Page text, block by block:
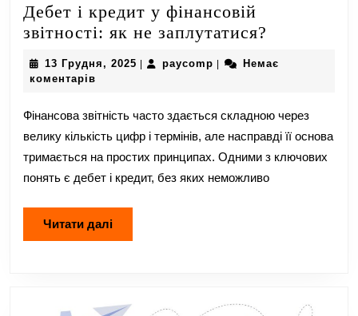
Дебет і кредит у фінансовій
звітності: як не заплутатися?
кредит
фінансовій
звітності:
як
не
13 Грудня, 2025 13
| paycomp paycomp
|
Немає
коментарів
Фінансова звітність часто здається складною через
велику кількість цифр і термінів, але насправді її основа
тримається на простих принципах. Одними з ключових
понять є дебет і кредит, без яких неможливо
Читати даліЧитати
далі